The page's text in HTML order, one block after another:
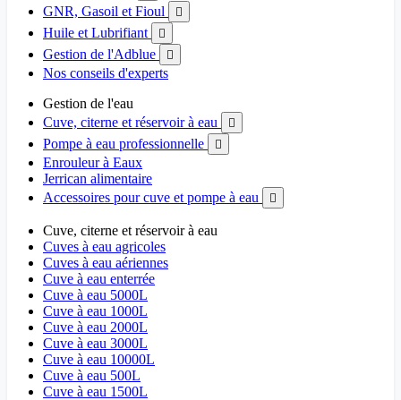
GNR, Gasoil et Fioul 
Huile et Lubrifiant 
Gestion de l'Adblue 
Nos conseils d'experts
Gestion de l'eau
Cuve, citerne et réservoir à eau

Pompe à eau professionnelle 
Enrouleur à Eaux
Jerrican alimentaire
Accessoires pour cuve et pompe à eau

Cuve, citerne et réservoir à eau
Cuves à eau agricoles
Cuves à eau aériennes
Cuve à eau enterrée
Cuve à eau 5000L
Cuve à eau 1000L
Cuve à eau 2000L
Cuve à eau 3000L
Cuve à eau 10000L
Cuve à eau 500L
Cuve à eau 1500L